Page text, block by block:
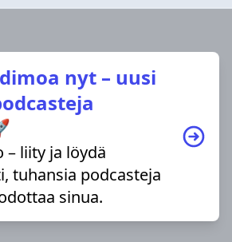
nyt – uusi
– liity ja löydä
tuhansia podcasteja
sinua.